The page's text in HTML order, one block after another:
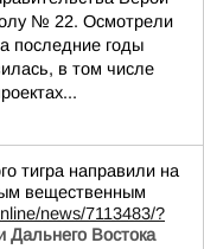
№ 22. Осмотрели
последние годы
в том числе
тигра направили на
вещественным
news/7113483/?
Дальнего Востока